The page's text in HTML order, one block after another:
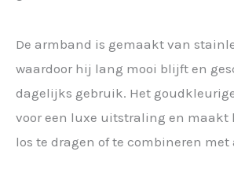
De armband is gemaakt van
waardoor hij lang mooi blijft en
dagelijks gebruik. Het
voor een luxe uitstraling en maakt
los te dragen of te combineren met